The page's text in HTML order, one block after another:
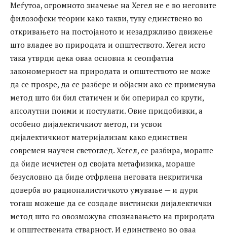
Меѓутоа, огромното значење на Хегел не е во неговите
филозофски теории како такви, туку единствено во
откривањето на постојаното и незадржливо движење
што владее во природата и општеството. Хегел исто
така утврди дека оваа основна и сеопфатна
закономерност на природата и општеството не може
да се проѕре, да се разбере и објасни ако се применува
метод што би бил статичен и би оперирал со крути,
апсолутни поими и постулати. Овие придобивки, а
особено дијалектичкиот метод, ги усвои
дијалектичкиот материјализам како единствен
современ научен светоглед. Хегел, се разбира, мораше
да биде исчистен од својата метафизика, мораше
безусловно да биде отфрлена неговата некритичка
доверба во рационалистичкото умување — и дури
тогаш можеше да се создаде вистински дијалектички
метод што го овозможува спознавањето на природата
и општествената стварност. И единствено во оваа